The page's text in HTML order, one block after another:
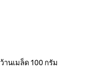
นเมล็ด 100 กรัม